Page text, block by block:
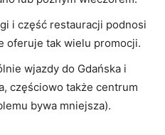
i część restauracji podnosi
oferuje tak wielu promocji.
wjazdy do Gdańska i
częściowo także centrum
bywa mniejsza).